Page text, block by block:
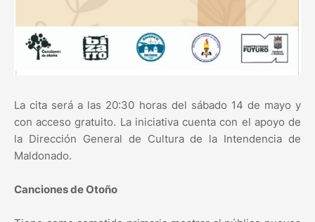
La cita será a las 20:30 horas del sábado 14 de mayo y
con acceso gratuito. La iniciativa cuenta con el apoyo de
la Dirección General de Cultura de la Intendencia de
Maldonado.
Canciones de Otoño